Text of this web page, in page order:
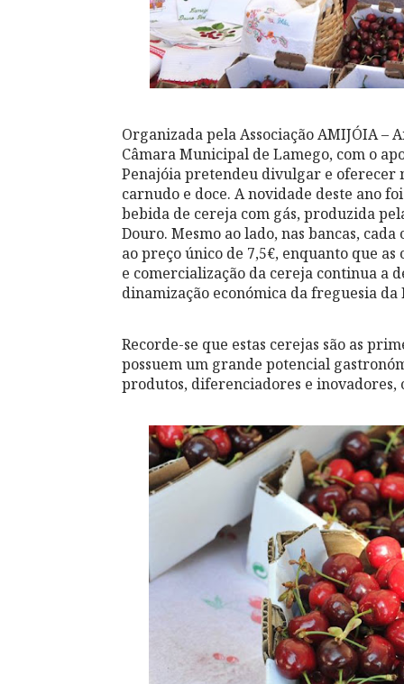
Organizada pela Associação AMIJÓIA –
Câmara Municipal de Lamego, com o
Penajóia pretendeu divulgar e oferecer
carnudo e doce. A novidade deste ano
bebida de cereja com gás, produzida
Douro. Mesmo ao lado, nas bancas,
ao preço único de 7,5€, enquanto que
e comercialização da cereja continua a
dinamização económica da freguesia da
Recorde-se que estas cerejas são as
possuem um grande potencial
produtos, diferenciadores e inovadores,